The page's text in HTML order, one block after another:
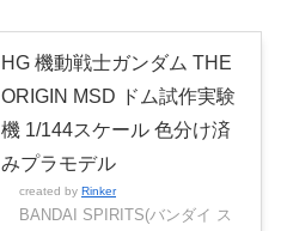
HG 機動戦士ガンダム THE
ORIGIN MSD ドム試作実験
機 1/144スケール 色分け済
みプラモデル
created by Rinker
BANDAI SPIRITS(バンダイ ス